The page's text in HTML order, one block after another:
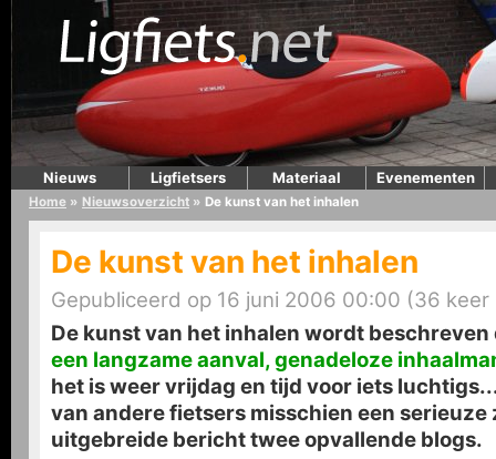
Nieuws Ligfietsers Materiaal Evenementen
Home » Nieuwsoverzicht » De kunst van het inhalen
De kunst van het inhalen
Gepubliceerd op 16 juni 2006 00:00 (36
De kunst van het inhalen wordt
een langzame aanval, genadeloze
het is weer vrijdag en tijd voor iets
van andere fietsers misschien een serieuze
uitgebreide bericht twee opvallende blogs.